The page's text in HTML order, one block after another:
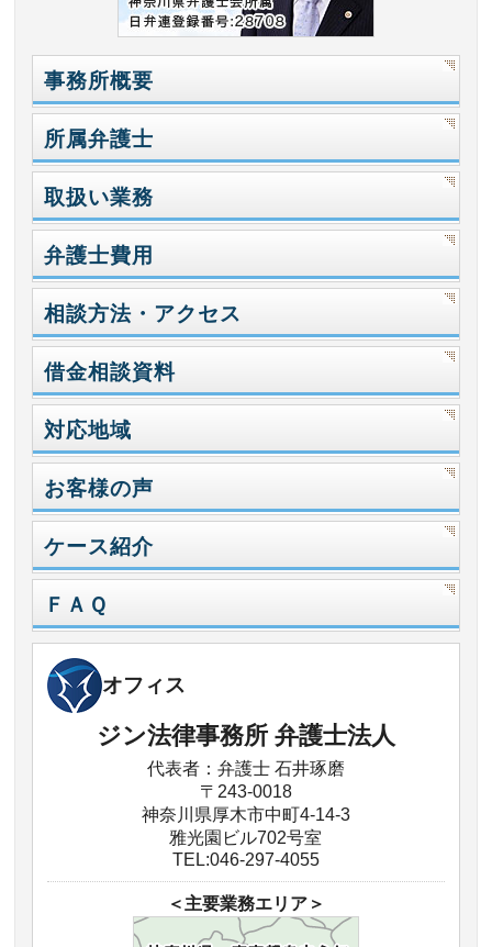
事務所概要
所属弁護士
取扱い業務
弁護士費用
相談方法・アクセス
借金相談資料
対応地域
お客様の声
ケース紹介
ＦＡＱ
オフィス
ジン法律事務所 弁護士法人
代表者：弁護士 石井琢磨
〒243-0018
神奈川県厚木市中町4-14-3
雅光園ビル702号室
TEL:046-297-4055
＜主要業務エリア＞